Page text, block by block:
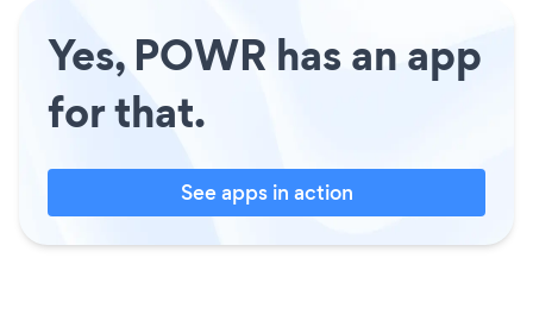
Yes, POWR has an app
for that.
See apps in action